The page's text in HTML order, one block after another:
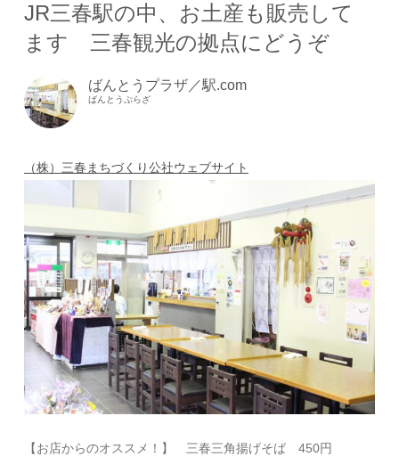
JR三春駅の中、お土産も販売して
ます 三春観光の拠点にどうぞ
ばんとうプラザ／駅.com
ばんとうぷらざ
（株）三春まちづくり公社ウェブサイト
【お店からのオススメ！】 三春三角揚げそば 450円